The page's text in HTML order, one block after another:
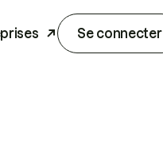
Se connecter